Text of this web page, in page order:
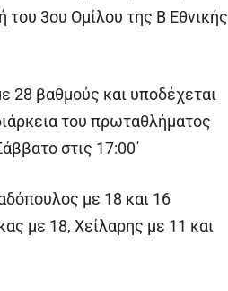
του 3ου Ομίλου της Β Εθνικής
28 βαθμούς και υποδέχεται
του πρωταθλήματος
στις 17:00΄
με 18 και 16
με 18, Χείλαρης με 11 και